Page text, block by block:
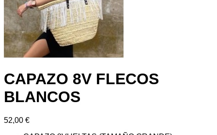
CAPAZO 8V FLECOS
BLANCOS
52,00 €